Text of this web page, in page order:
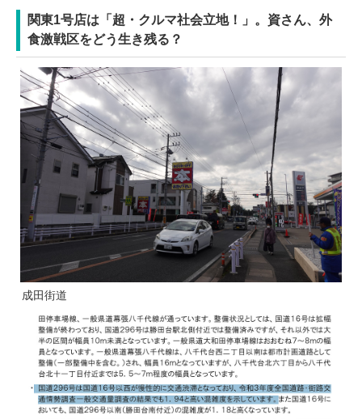
関東1号店は「超・クルマ社会立地！」。資さん、外
食激戦区をどう生き残る？
成田街道